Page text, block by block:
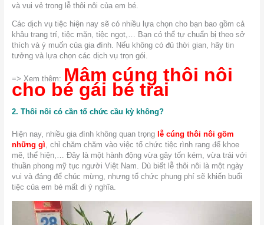
và vui vẻ trong lễ thôi nôi của em bé.
Các dịch vụ tiệc hiện nay sẽ có nhiều lựa chọn cho bạn bao gồm cả
khâu trang trí, tiệc mặn, tiệc ngọt,… Bạn có thể tự chuẩn bị theo sở
thích và ý muốn của gia đình. Nếu không có đủ thời gian, hãy tin
tưởng và lựa chọn các dịch vụ trọn gói.
=> Xem thêm: Mâm cúng thôi nôi
cho bé gái bé trai
2. Thôi nôi có cần tổ chức cầu kỳ không?
Hiện nay, nhiều gia đình không quan trọng lễ cúng thôi nôi gồm
những gì, chỉ chăm chăm vào việc tổ chức tiệc rình rang để khoe
mẽ, thể hiện,… Đây là một hành động vừa gây tốn kém, vừa trái với
thuần phong mỹ tục người Việt Nam. Dù biết lễ thôi nôi là một ngày
vui và đáng để chúc mừng, nhưng tổ chức phung phí sẽ khiến buổi
tiệc của em bé mất đi ý nghĩa.